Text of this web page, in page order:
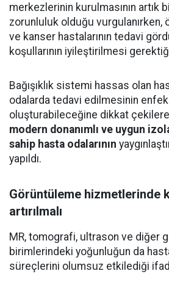
merkezlerinin kurulmasının artık
zorunluluk olduğu vurgulanırken,
ve kanser hastalarının tedavi
koşullarının iyileştirilmesi
Bağışıklık sistemi hassas olan
odalarda tedavi edilmesinin
oluşturabileceğine dikkat
modern donanımlı ve uygun
sahip hasta odalarının
yapıldı.
Görüntüleme hizmetlerinde
artırılmalı
MR, tomografi, ultrason ve diğer
birimlerindeki yoğunluğun da
süreçlerini olumsuz etkilediği